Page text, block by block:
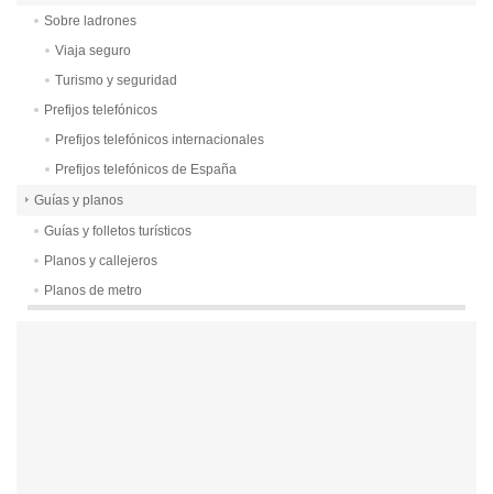
Sobre ladrones
Viaja seguro
Turismo y seguridad
Prefijos telefónicos
Prefijos telefónicos internacionales
Prefijos telefónicos de España
Guías y planos
Guías y folletos turísticos
Planos y callejeros
Planos de metro